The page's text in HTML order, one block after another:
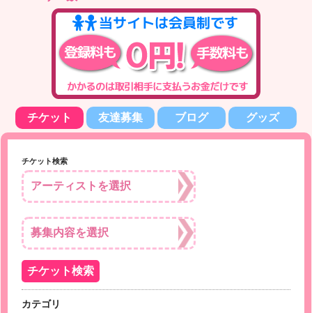
チケット 友達募集 ブログ グッズ
チケット検索
カテゴリ